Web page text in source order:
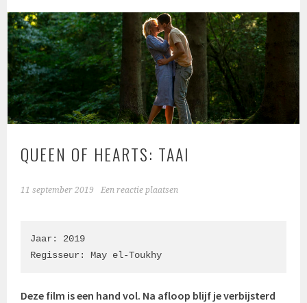
QUEEN OF HEARTS: TAAI
11 september 2019 Een reactie plaatsen
Jaar: 2019
Regisseur: May el-Toukhy
Deze film is een hand vol. Na afloop blijf je verbijsterd